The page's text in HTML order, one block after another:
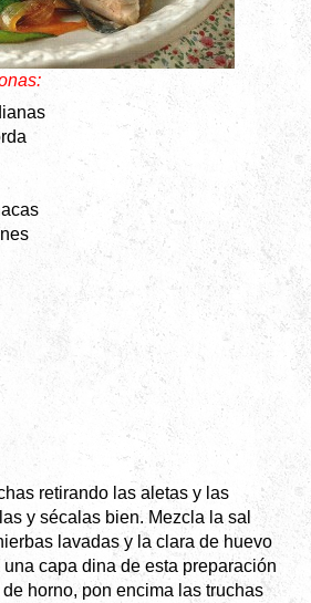
retirando las aletas y las
y sécalas bien. Mezcla la sal
lavadas y la clara de huevo
una capa dina de esta preparación
horno, pon encima las truchas